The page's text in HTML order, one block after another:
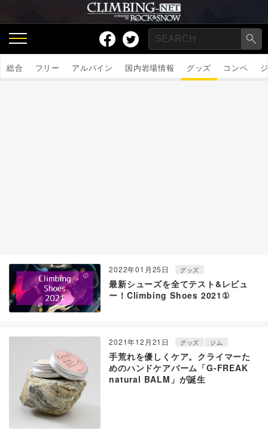
総合 フリー アルパイン 国内岩場情報 グッズ コンペ
2022年01月25日 グッズ
最新シューズを全てテスト&レビュ
ー！Climbing Shoes 2021①
2021年12月21日 グッズ ジム
手荒れを優しくケア。クライマーた
めのハンドケアバーム「G-FREAK
natural BALM」が誕生